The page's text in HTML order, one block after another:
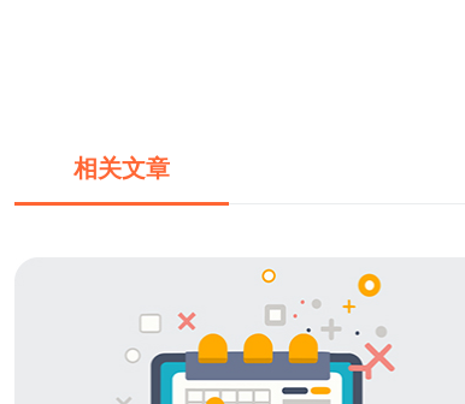
相关文章